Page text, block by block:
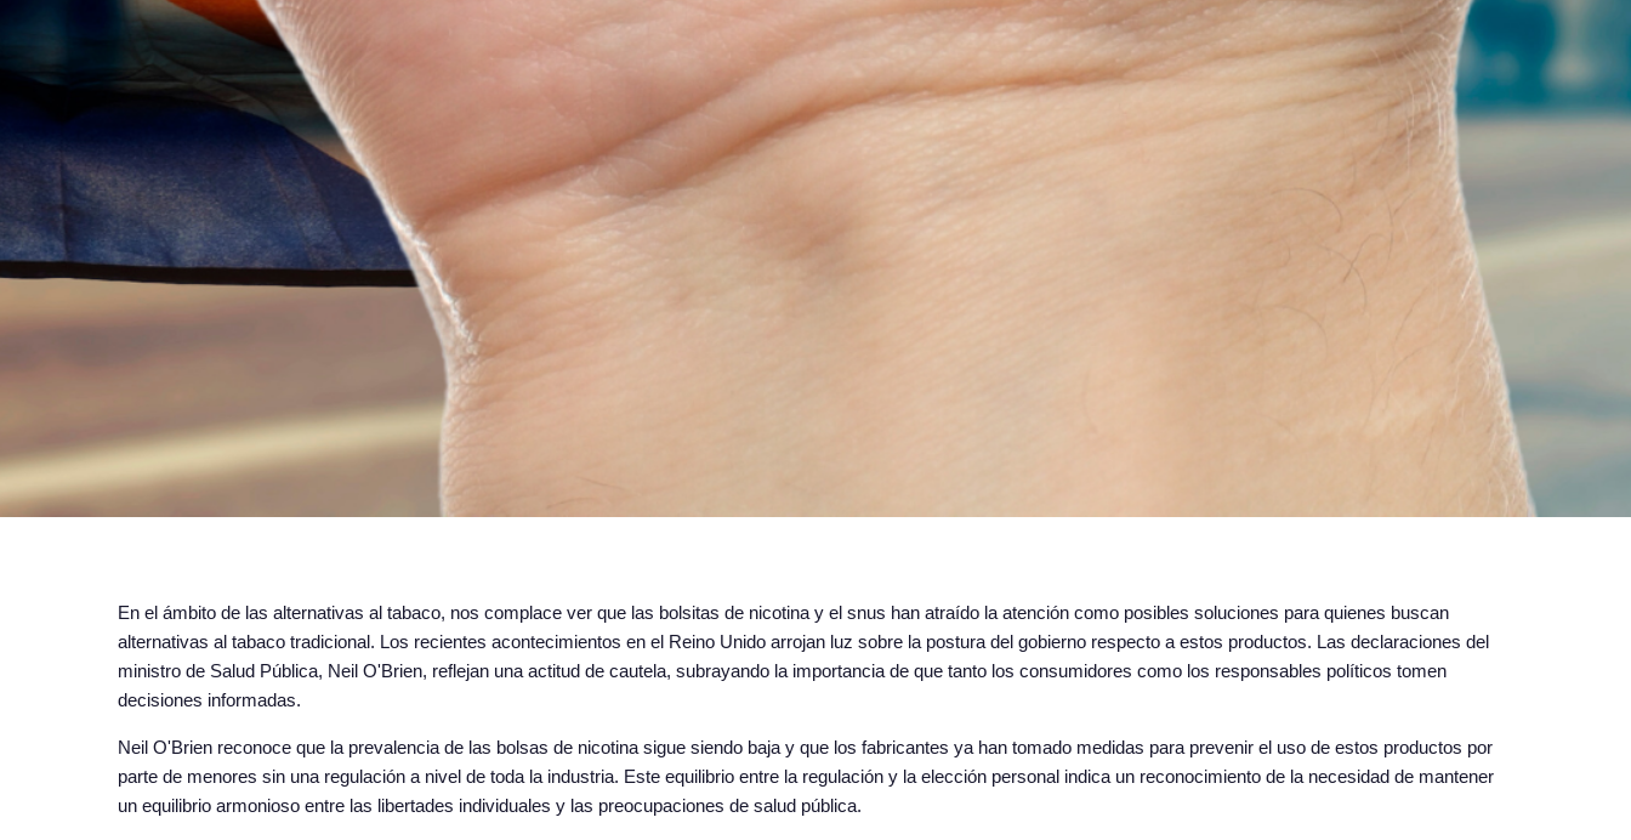
En el ámbito de las alternativas al tabaco, nos complace ver que las bolsitas de nicotina y el snus han atraído la atención como posibles soluciones para quienes buscan
alternativas al tabaco tradicional. Los recientes acontecimientos en el Reino Unido arrojan luz sobre la postura del gobierno respecto a estos productos. Las declaraciones del
ministro de Salud Pública, Neil O'Brien, reflejan una actitud de cautela, subrayando la importancia de que tanto los consumidores como los responsables políticos tomen
decisiones informadas.
Neil O'Brien reconoce que la prevalencia de las bolsas de nicotina sigue siendo baja y que los fabricantes ya han tomado medidas para prevenir el uso de estos productos por
parte de menores sin una regulación a nivel de toda la industria. Este equilibrio entre la regulación y la elección personal indica un reconocimiento de la necesidad de mantener
un equilibrio armonioso entre las libertades individuales y las preocupaciones de salud pública.